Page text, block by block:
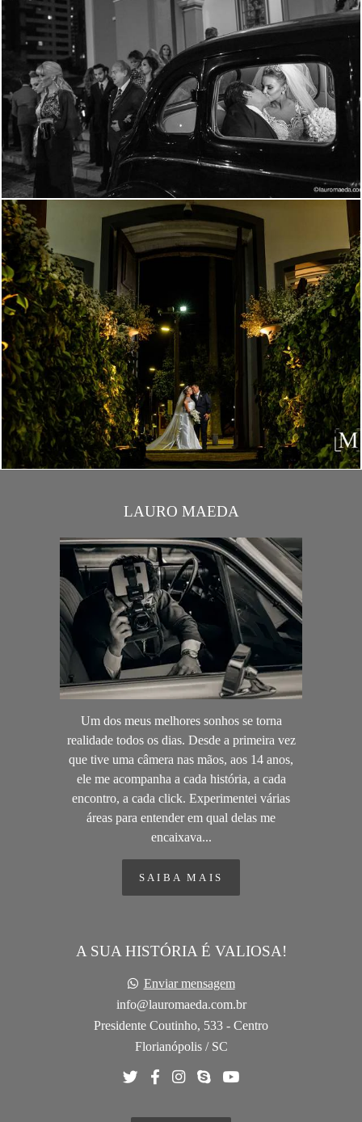
6428 151
2291 88
LAURO MAEDA
Um dos meus melhores sonhos se torna
realidade todos os dias. Desde a primeira vez
que tive uma câmera nas mãos, aos 14 anos,
ele me acompanha a cada história, a cada
encontro, a cada click. Experimentei várias
áreas para entender em qual delas me
encaixava...
SAIBA MAIS
A SUA HISTÓRIA É VALIOSA!
Enviar mensagem
info@lauromaeda.com.br
Presidente Coutinho, 533 - Centro
Florianópolis / SC